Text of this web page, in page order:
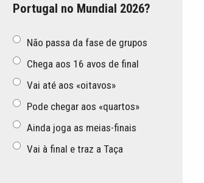
Portugal no Mundial 2026?
Não passa da fase de grupos
Chega aos 16 avos de final
Vai até aos «oitavos»
Pode chegar aos «quartos»
Ainda joga as meias-finais
Vai à final e traz a Taça